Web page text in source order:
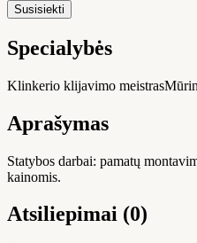
Susisiekti
Specialybės
Klinkerio klijavimo meistras
Aprašymas
Statybos darbai: pamatų
kainomis.
Atsiliepimai (0)